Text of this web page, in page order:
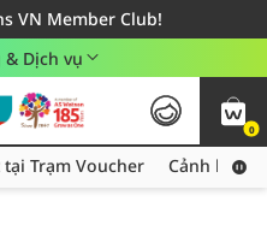
VN Member Club!
đơn hàng từ 249,000Đ
khu vực TP. Hồ Chí Minh
Dịch vụ
0
Thu thập thêm voucher hot tại Trạm Voucher
Trạm Voucher Cảnh báo
4 item(s)